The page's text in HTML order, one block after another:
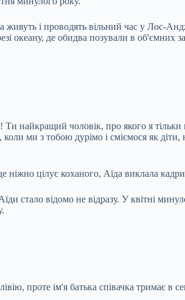
і проводять вільний час у Лос-
океану, де обидва позували в
найкращий чоловік, про якого я
ми з тобою дурімо і сміємося як
ніжно цілує коханого, Аїда виклала
стало відомо не відразу. У квітні
проте ім'я батька співачка тримає в